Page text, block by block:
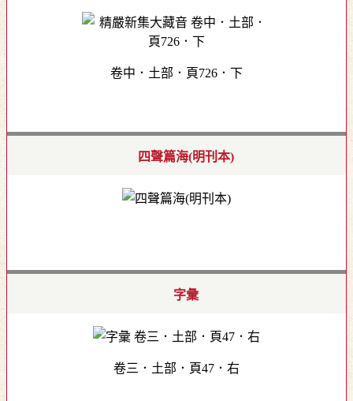
卷中．土部．頁726．下
四聲篇海(明刊本)
字彙
卷三．土部．頁47．右